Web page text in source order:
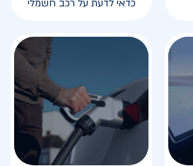
כדאי לדעת על רכב חשמלי